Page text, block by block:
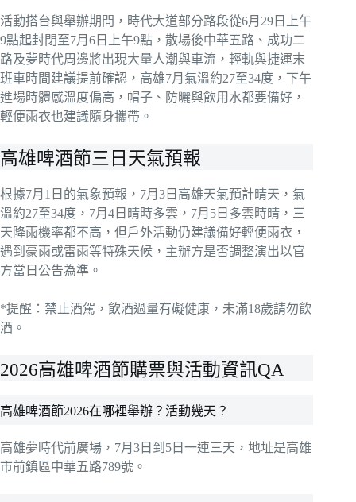
活動搭台與舉辦期間，時代大道部分路段從6月29日上午
9點起封閉至7月6日上午9點，散場後中華五路、成功二
路及夢時代周邊將出現大量人潮與車流，輕軌與捷運末
班車時間建議提前確認，高雄7月氣溫約27至34度，下午
進場時體感溫度偏高，帽子、防曬與飲用水都要備好，
輕便雨衣也建議隨身攜帶。
高雄啤酒節三日天氣預報
根據7月1日的氣象預報，7月3日高雄天氣預計晴天，氣
溫約27至34度，7月4日晴時多雲，7月5日多雲時晴，三
天降雨機率都不高，但戶外活動仍建議備好輕便雨衣，
遇到豪雨或雷雨等特殊天候，主辦方是否調整演出以官
方當日公告為準。
*提醒：禁止酒駕，飲酒過量有礙健康，未滿18歲請勿飲
酒。
2026高雄啤酒節購票與活動資訊QA
高雄啤酒節2026在哪裡舉辦？活動幾天？
高雄夢時代前廣場，7月3日到5日一連三天，地址是高雄
市前鎮區中華五路789號。